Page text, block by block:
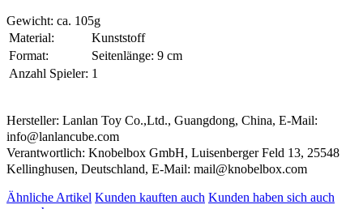
Gewicht: ca. 105g
Material:
Kunststoff
Format:
Seitenlänge: 9 cm
Anzahl Spieler: 1
Hersteller: Lanlan Toy Co.,Ltd., Guangdong, China, E-Mail:
info@lanlancube.com
Verantwortlich: Knobelbox GmbH, Luisenberger Feld 13, 25548
Kellinghusen, Deutschland, E-Mail: mail@knobelbox.com
Ähnliche Artikel Kunden kauften auch Kunden haben sich auch